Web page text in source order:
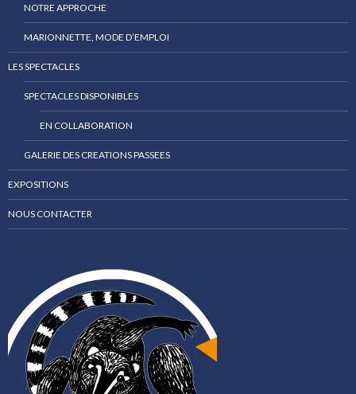
NOTRE APPROCHE
MARIONNETTE, MODE D’EMPLOI
LES SPECTACLES
SPECTACLES DISPONIBLES
EN COLLABORATION
GALERIE DES CREATIONS PASSEES
EXPOSITIONS
NOUS CONTACTER